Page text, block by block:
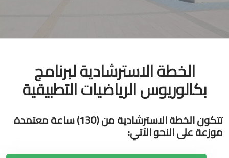
الخطة الاسترشادية لبرنامج
بكالوريوس الرياضيات التطبيقية
تتكون الخطة الاسترشادية من (130) ساعة معتمدة
موزعة على النحو الآتي: